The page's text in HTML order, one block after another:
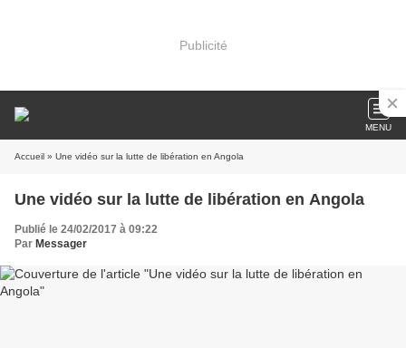
Publicité
MENU
Accueil » Une vidéo sur la lutte de libération en Angola
Une vidéo sur la lutte de libération en Angola
Publié le 24/02/2017 à 09:22
Par Messager